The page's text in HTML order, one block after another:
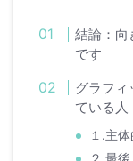
結論：向
です
グラフィ
ている人
１.主